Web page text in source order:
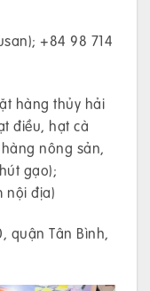
+84 98 714
hàng thủy hải
điều, hạt cà
nông sản,
gạo);
nội địa)
quận Tân Bình,